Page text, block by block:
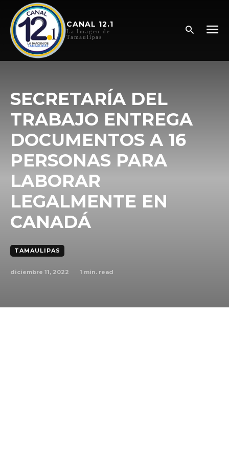
CANAL 12.1
La Imagen de
Tamaulipas
SECRETARÍA DEL
TRABAJO ENTREGA
DOCUMENTOS A 16
PERSONAS PARA
LABORAR
LEGALMENTE EN
CANADÁ
TAMAULIPAS
diciembre 11, 2022 1 min. read